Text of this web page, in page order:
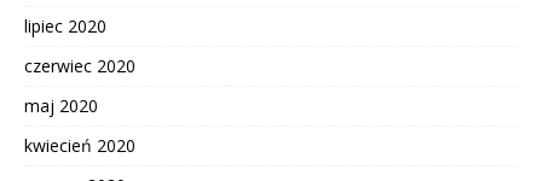
lipiec 2020
czerwiec 2020
maj 2020
kwiecień 2020